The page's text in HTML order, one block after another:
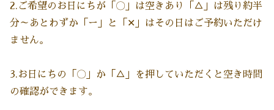
2.ご希望のお日にちが「〇」は空きあり「△」は残り約半
分～あとわずか「ー」と「✕」はその日はご予約いただけ
ません。
3.お日にちの「〇」か「△」を押していただくと空き時間
の確認ができます。